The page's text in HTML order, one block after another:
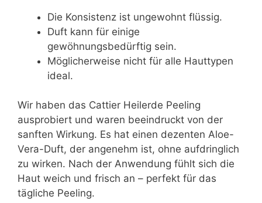
Die Konsistenz ist ungewohnt flüssig.
Duft kann für einige
gewöhnungsbedürftig sein.
Möglicherweise nicht für alle Hauttypen
ideal.
Wir haben das Cattier Heilerde Peeling
ausprobiert und waren beeindruckt von der
sanften Wirkung. Es hat einen dezenten Aloe-
Vera-Duft, der angenehm ist, ohne aufdringlich
zu wirken. Nach der Anwendung fühlt sich die
Haut weich und frisch an – perfekt für das
tägliche Peeling.